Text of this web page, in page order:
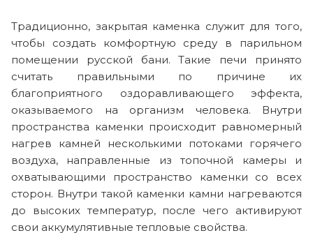
Традиционно, закрытая каменка служит для того,
чтобы создать комфортную среду в парильном
помещении русской бани. Такие печи принято
считать правильными по причине их
благоприятного оздоравливающего эффекта,
оказываемого на организм человека. Внутри
пространства каменки происходит равномерный
нагрев камней несколькими потоками горячего
воздуха, направленные из топочной камеры и
охватывающими пространство каменки со всех
сторон. Внутри такой каменки камни нагреваются
до высоких температур, после чего активируют
свои аккумулятивные тепловые свойства.